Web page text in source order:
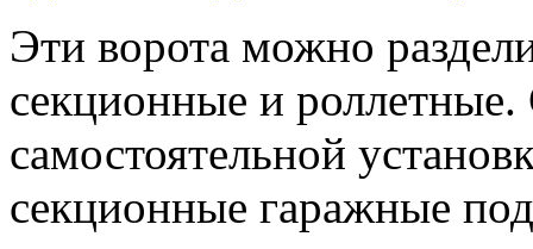
Эти ворота можно
секционные и
самостоятельной
секционные гаражные